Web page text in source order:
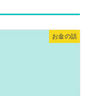
お金の話